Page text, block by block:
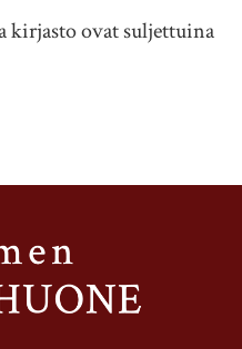
kirjasto ovat suljettuina